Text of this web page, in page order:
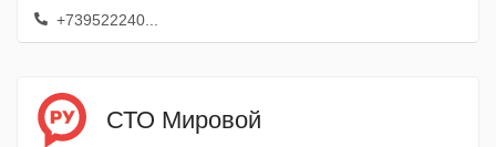
+739522240...
СТО Мировой